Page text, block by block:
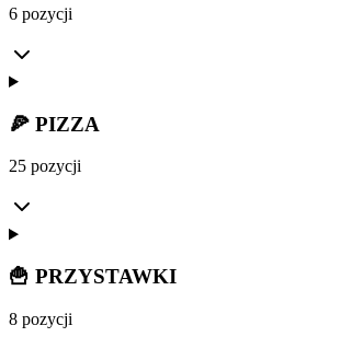
6 pozycji
🍕 PIZZA
25 pozycji
🍟 PRZYSTAWKI
8 pozycji